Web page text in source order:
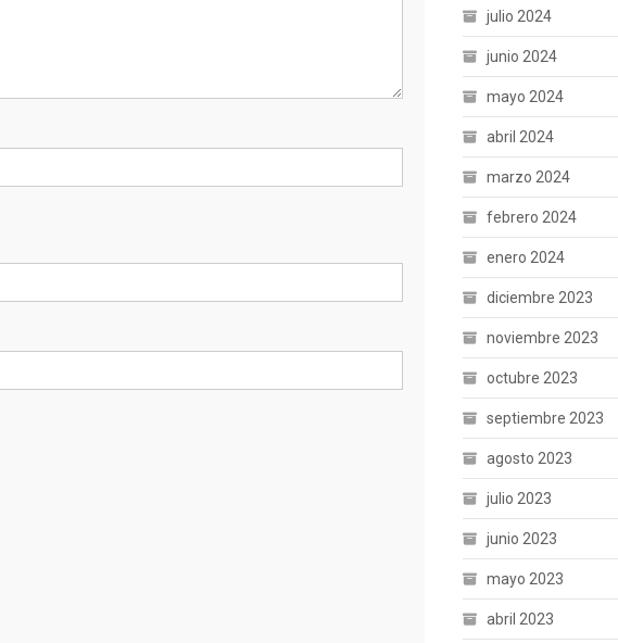
julio 2024
junio 2024
mayo 2024
abril 2024
marzo 2024
febrero 2024
enero 2024
diciembre 2023
noviembre 2023
octubre 2023
septiembre 2023
agosto 2023
julio 2023
junio 2023
mayo 2023
abril 2023